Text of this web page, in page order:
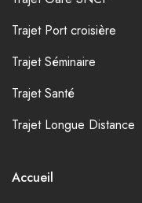
Trajet Port croisière
Trajet Séminaire
Trajet Santé
Trajet Longue Distance
Accueil